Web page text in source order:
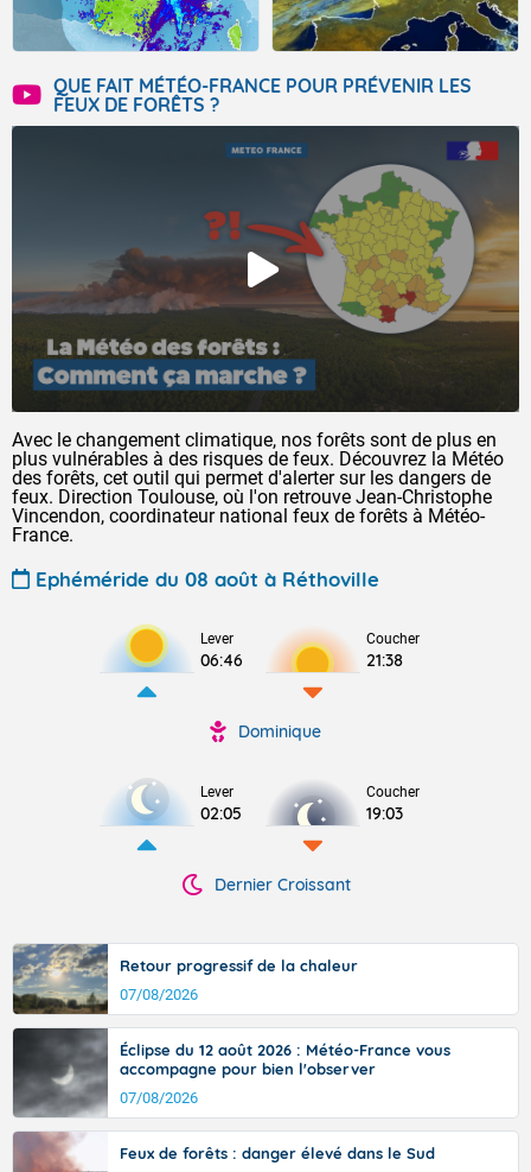
QUE FAIT MÉTÉO-FRANCE POUR PRÉVENIR LES
FEUX DE FORÊTS ?
Avec le changement climatique, nos forêts sont de plus en
plus vulnérables à des risques de feux. Découvrez la Météo
des forêts, cet outil qui permet d'alerter sur les dangers de
feux. Direction Toulouse, où l'on retrouve Jean-Christophe
Vincendon, coordinateur national feux de forêts à Météo-
France.
Ephéméride du 08 août à Réthoville
Lever
06:46
Coucher
21:38
Dominique
Lever
02:05
Coucher
19:03
Dernier Croissant
Retour progressif de la chaleur
07/08/2026
Éclipse du 12 août 2026 : Météo-France vous
accompagne pour bien l'observer
07/08/2026
Feux de forêts : danger élevé dans le Sud